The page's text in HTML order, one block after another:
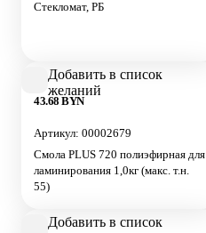
Стекломат, РБ
43.68 BYN
Артикул: 00002679
Смола PLUS 720 полиэфирная для
ламинирования 1,0кг (макс. т.н.
55)
Добавить в список
желаний
Добавить в список